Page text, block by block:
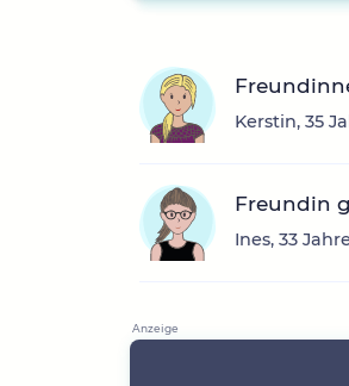
Kerstin, 35
Freundin
Ines, 33